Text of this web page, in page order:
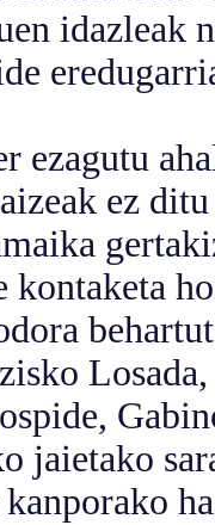
idazleak
ez
kontaketa
jaietako